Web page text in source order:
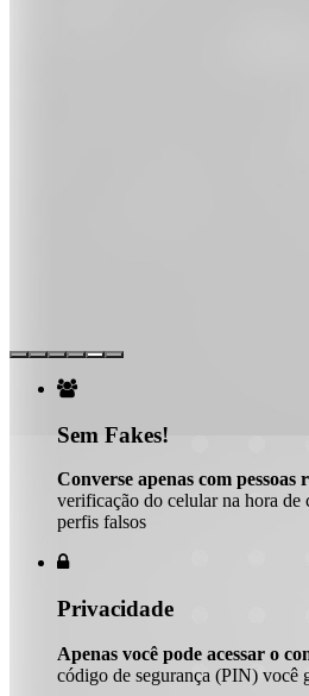

Sem Fakes!
Converse apenas com pessoas
verificação do celular na hora de
perfis falsos

Privacidade
Apenas você pode acessar o
código de segurança (PIN) você